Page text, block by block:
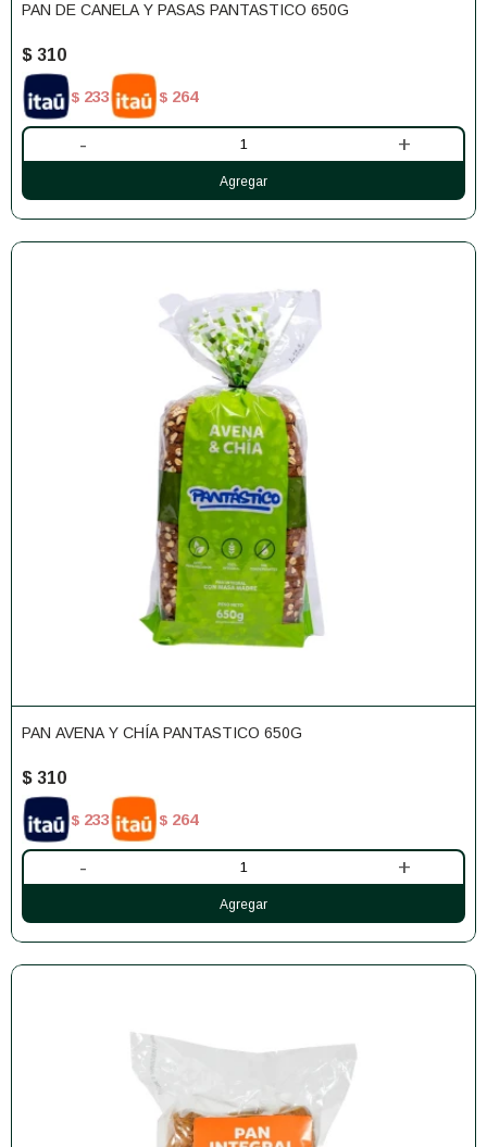
PAN DE CANELA Y PASAS PANTASTICO 650G
$ 310
$ 233 $ 264
- +
PAN AVENA Y CHÍA PANTASTICO 650G
$ 310
$ 233 $ 264
- +